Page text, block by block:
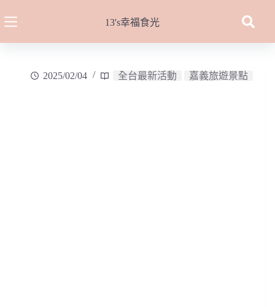
至
13's幸福食光
2025/02/04 全台最新活動 嘉義旅遊景點